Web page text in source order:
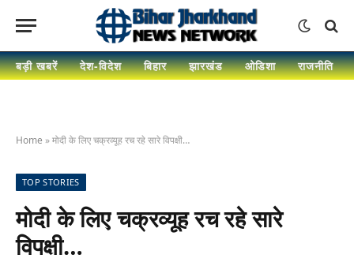
बड़ी खबरें देश-विदेश बिहार झारखंड ओडिशा राजनीति
Home »मोदी के लिए चक्रव्यूह रच रहे सारे विपक्षी…
TOP STORIES
मोदी के लिए चक्रव्यूह रच रहे सारे
विपक्षी…